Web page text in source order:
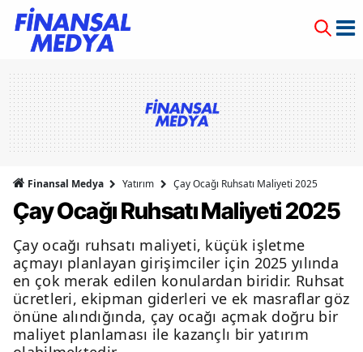
Finansal Medya Yatırım Çay Ocağı Ruhsatı Maliyeti 2025
Çay Ocağı Ruhsatı Maliyeti 2025
Çay ocağı ruhsatı maliyeti, küçük işletme
açmayı planlayan girişimciler için 2025 yılında
en çok merak edilen konulardan biridir. Ruhsat
ücretleri, ekipman giderleri ve ek masraflar göz
önüne alındığında, çay ocağı açmak doğru bir
maliyet planlaması ile kazançlı bir yatırım